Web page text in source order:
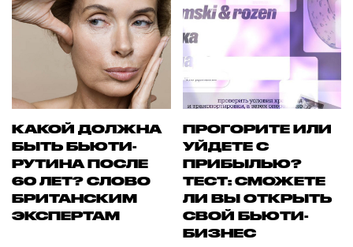
КАКОЙ ДОЛЖНА
БЫТЬ БЬЮТИ-
РУТИНА ПОСЛЕ
60 ЛЕТ? СЛОВО
БРИТАНСКИМ
ЭКСПЕРТАМ
ПРОГОРИТЕ ИЛИ
УЙДЕТЕ С
ПРИБЫЛЬЮ?
ТЕСТ: СМОЖЕТЕ
ЛИ ВЫ ОТКРЫТЬ
СВОЙ БЬЮТИ-
БИЗНЕС